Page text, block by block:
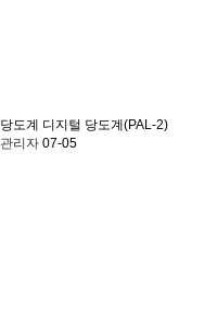
당도계 디지털 당도계(PAL-2)
관리자 07-05